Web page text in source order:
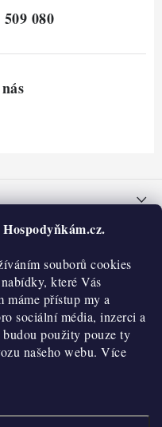
souborů cookies
které Vás
máme přístup my a
sociální média, inzerci a
použity pouze ty
našeho webu. Více
080